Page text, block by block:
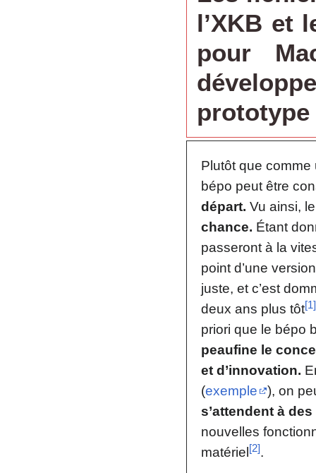
l’XKB et
pour
prototype
Plutôt que
bépo peut être
départ. Vu ainsi,
chance. Étant
passeront à la
point d’une
juste, et c’est
deux ans plus tôt[1]
priori que le bépo
peaufine le
et d’innovation.
(exemple
), on
s’attendent à
nouvelles
matériel [2].